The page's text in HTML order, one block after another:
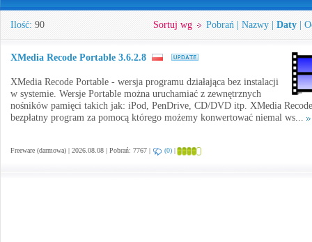
Ilość: 90 Sortuj wg Pobrań Nazwy Daty
XMedia Recode Portable 3.6.2.8
XMedia Recode Portable - wersja programu działająca bez instalacji
w systemie. Wersje Portable można uruchamiać z zewnętrznych
nośników pamięci takich jak: iPod, PenDrive, CD/DVD itp. XMedia
bezpłatny program za pomocą którego możemy konwertować niemal ws...
Freeware (darmowa) | 2026.08.08 | Pobrań: 7767 | (0) |